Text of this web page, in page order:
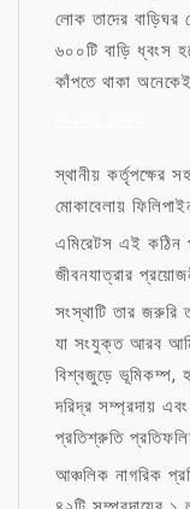
লোক তাদের বাড়িঘর
৬০০টি বাড়ি ধ্বংস
কাঁপতে থাকা
স্থানীয় কর্তৃপক্ষের
মোকাবেলায়
এমিরেটস এই কঠিন
জীবনযাত্রার
সংস্থাটি তার জরুরি
যা সংযুক্ত আরব
বিশ্বজুড়ে ভূমিকম্প,
দরিদ্র সম্প্রদায়
প্রতিশ্রুতি
আঞ্চলিক নাগরিক